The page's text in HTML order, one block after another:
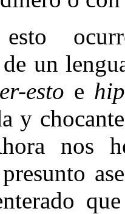
de un
esto e
y
nos